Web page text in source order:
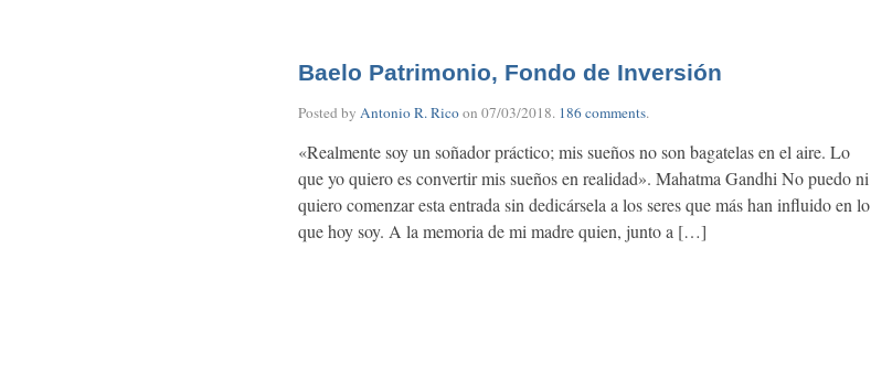
Baelo Patrimonio, Fondo de Inversión
Posted by Antonio R. Ricoon 07/03/2018. 186 comments.
«Realmente soy un soñador práctico; mis sueños no son bagatelas en el aire. Lo
que yo quiero es convertir mis sueños en realidad». Mahatma Gandhi No puedo ni
quiero comenzar esta entrada sin dedicársela a los seres que más han influido en lo
que hoy soy. A la memoria de mi madre quien, junto a […]